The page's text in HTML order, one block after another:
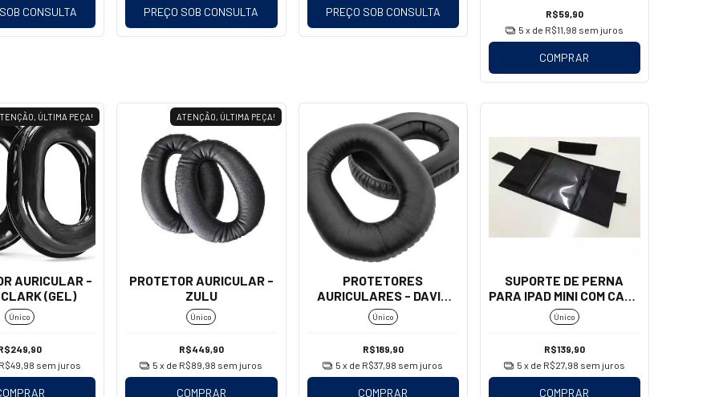
CONSULTA PREÇO SOB CONSULTA PREÇO SOB CONSULTA
R$59,90
5 x de R$11,98 sem juros
COMPRAR
ÚLTIMA PEÇA!
AURICULAR -
(GEL)
Único
R$49,98 sem juros
ATENÇÃO, ÚLTIMA PEÇA!
PROTETOR AURICULAR -
ZULU
Único
R$449,90
5 x de R$89,98 sem juros
COMPRAR
PROTETORES
AURICULARES - DAVID
CLARK
(COURO/PARALELO)
Único
R$189,90
5 x de R$37,98 sem juros
COMPRAR
SUPORTE DE PERNA
PARA IPAD MINI COM CAPA
- AEROAIR
Único
R$139,90
5 x de R$27,98 sem juros
COMPRAR